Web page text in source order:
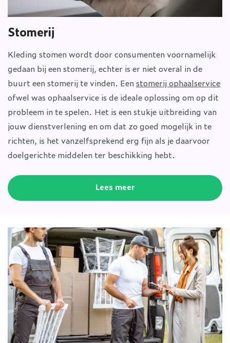
Stomerij
Kleding stomen wordt door consumenten voornamelijk
gedaan bij een stomerij, echter is er niet overal in de
buurt een stomerij te vinden. Eenstomerij ophaalservice
ofwel was ophaalservice is de ideale oplossing om op dit
probleem in te spelen. Het is een stukje uitbreiding van
jouw dienstverlening en om dat zo goed mogelijk in te
richten, is het vanzelfsprekend erg fijn als je daarvoor
doelgerichte middelen ter beschikking hebt.
Lees meer